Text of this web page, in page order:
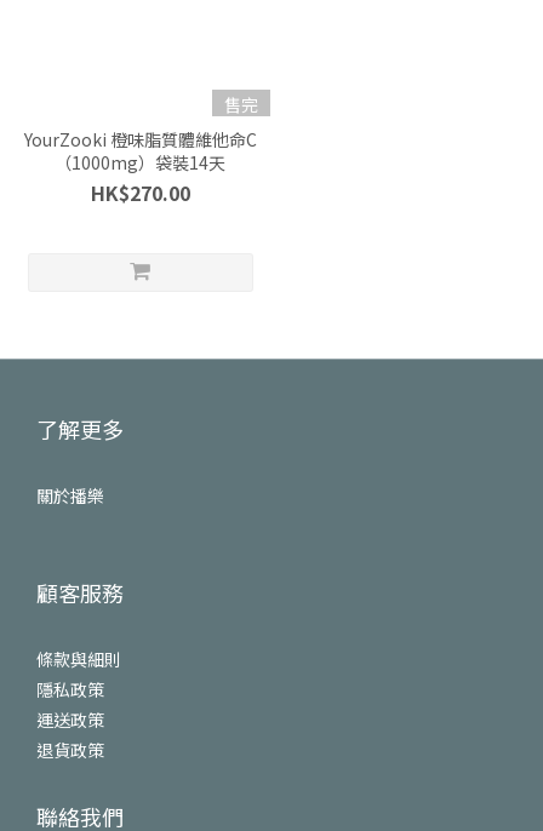
售完
YourZooki 橙味脂質體維他命C
（1000mg）袋裝14天
HK$270.00
了解更多
關於播樂
顧客服務
條款與細則
隱私政策
運送政策
退貨政策
聯絡我們